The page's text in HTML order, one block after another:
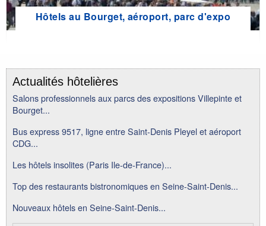
Hôtels au Bourget, aéroport, parc d'expo
Actualités hôtelières
Salons professionnels aux parcs des expositions Villepinte et
Bourget...
Bus express 9517, ligne entre Saint-Denis Pleyel et aéroport
CDG...
Les hôtels insolites (Paris Ile-de-France)...
Top des restaurants bistronomiques en Seine-Saint-Denis...
Nouveaux hôtels en Seine-Saint-Denis...